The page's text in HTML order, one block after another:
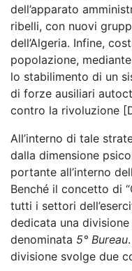
dell’apparato
ribelli, con nuovi
dell’Algeria. Infine,
popolazione,
lo stabilimento di un
di forze ausiliari
contro la rivoluzione
All’interno di tale
dalla dimensione
portante all’interno
Benché il concetto di
tutti i settori
dedicata una divisione
denominata 5° Bureau
divisione svolge due